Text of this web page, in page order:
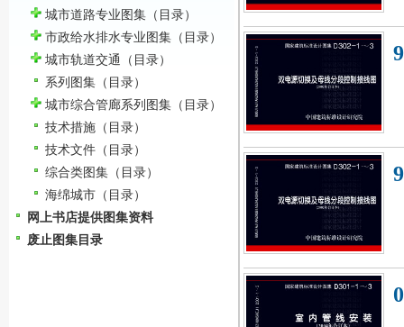
城市道路专业图集 （目录）
市政给水排水专业图集 （目录）
城市轨道交通
（目录）
系列图集 （目录）
城市综合管廊系列图集 （目录）
技术措施 （目录）
技术文件 （目录）
综合类图集 （目录）
海绵城市 （目录）
网上书店提供图集资料
废止图集目录